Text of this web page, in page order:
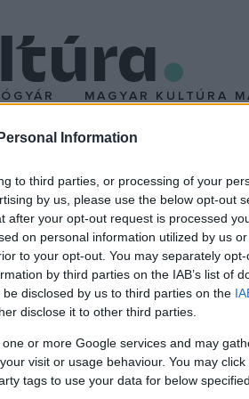
Information
to third parties, or processing of your
by us, please use the below opt-out
after your opt-out request is processed
on personal information utilized by us
to your opt-out. You may separately
by third parties on the IAB’s list of
disclosed by us to third parties on the
disclose it to other third parties.
or more Google services and may
visit or usage behaviour. You may
tags to use your data for below
MAGYAR KULTÚRA
jár
egy képzeletbeli selejtezés jelenik
az énekesnőtől származik,
gyönyörű baba - aki mellesleg
- a Beszállókártyához igazi